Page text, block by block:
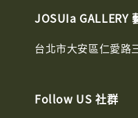
JOSUIa GALLERY
台北市大安區仁愛路
Follow US 社群